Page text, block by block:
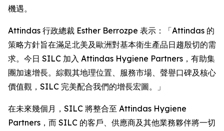
機遇。
Attindas 行政總裁 Esther Berrozpe 表示：「Attindas 的
策略方針旨在滿足北美及歐洲對基本衛生產品日趨殷切的需
求。今日 SILC 加入 Attindas Hygiene Partners，有助集
團加速增長。綜觀其地理位置、服務市場、聲譽口碑及核心
價值觀，SILC 完美配合我們的增長宏圖。」
在未來幾個月，SILC 將整合至 Attindas Hygiene
Partners，而 SILC 的客戶、供應商及其他業務夥伴將一切